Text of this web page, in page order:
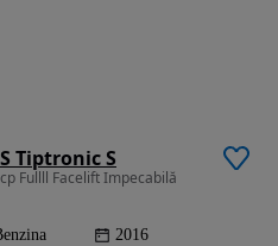
Tiptronic S
Fullll Facelift Impecabilă
2016